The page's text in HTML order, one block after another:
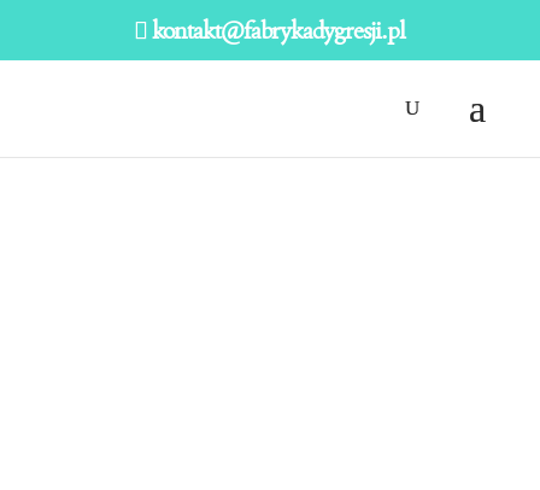
kontakt@fabrykadygresji.pl